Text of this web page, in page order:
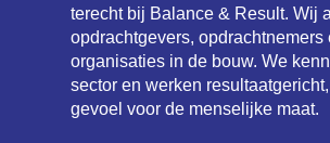
terecht bij Balance & Result. Wij
opdrachtgevers, opdrachtnemers
organisaties in de bouw. We
sector en werken
gevoel voor de menselijke maat.